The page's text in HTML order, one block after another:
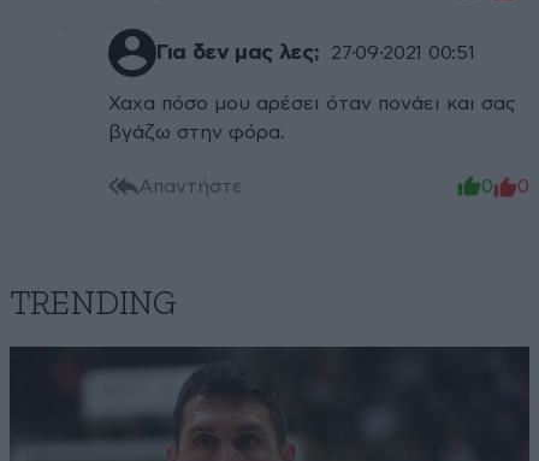
Για δεν μας λες; 27·09·2021 00:51
Χαχα πόσο μου αρέσει όταν πονάει και σας
βγάζω στην φόρα.
Απαντήστε 0 0
TRENDING